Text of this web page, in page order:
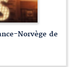
Norvège de